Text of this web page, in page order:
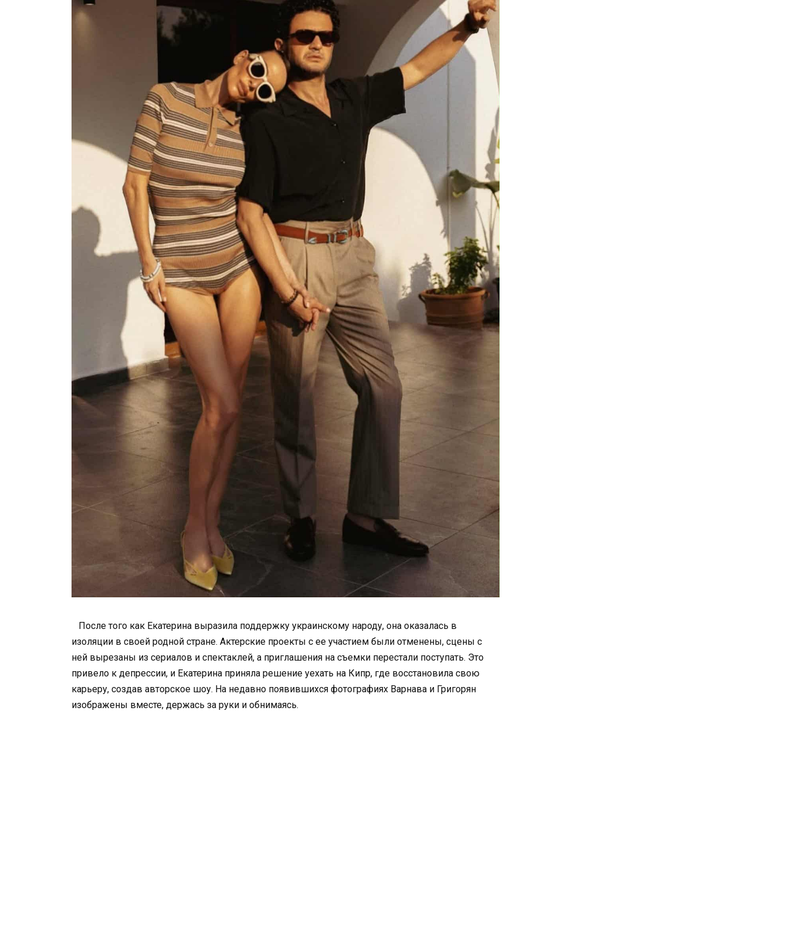
После того как Екатерина выразила поддержку украинскому народу, она оказалась в
изоляции в своей родной стране. Актерские проекты с ее участием были отменены, сцены с
ней вырезаны из сериалов и спектаклей, а приглашения на съемки перестали поступать. Это
привело к депрессии, и Екатерина приняла решение уехать на Кипр, где восстановила свою
карьеру, создав авторское шоу. На недавно появившихся фотографиях Варнава и Григорян
изображены вместе, держась за руки и обнимаясь.